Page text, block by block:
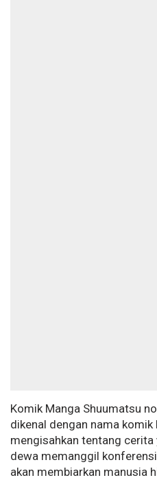
Komik Manga Shuumatsu
dikenal dengan nama
mengisahkan tentang
dewa memanggil
akan membiarkan manusia